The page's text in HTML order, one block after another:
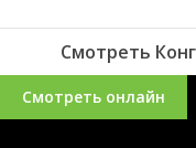
Смотреть
Смотреть онлайн